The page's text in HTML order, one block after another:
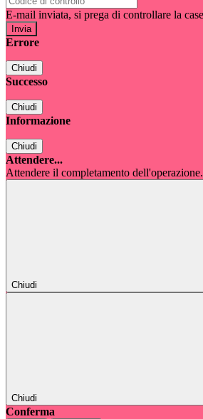
E-mail inviata, si prega di controllare la
Errore
Chiudi
Successo
Chiudi
Informazione
Chiudi
Attendere...
Attendere il completamento
Chiudi
Chiudi
Conferma